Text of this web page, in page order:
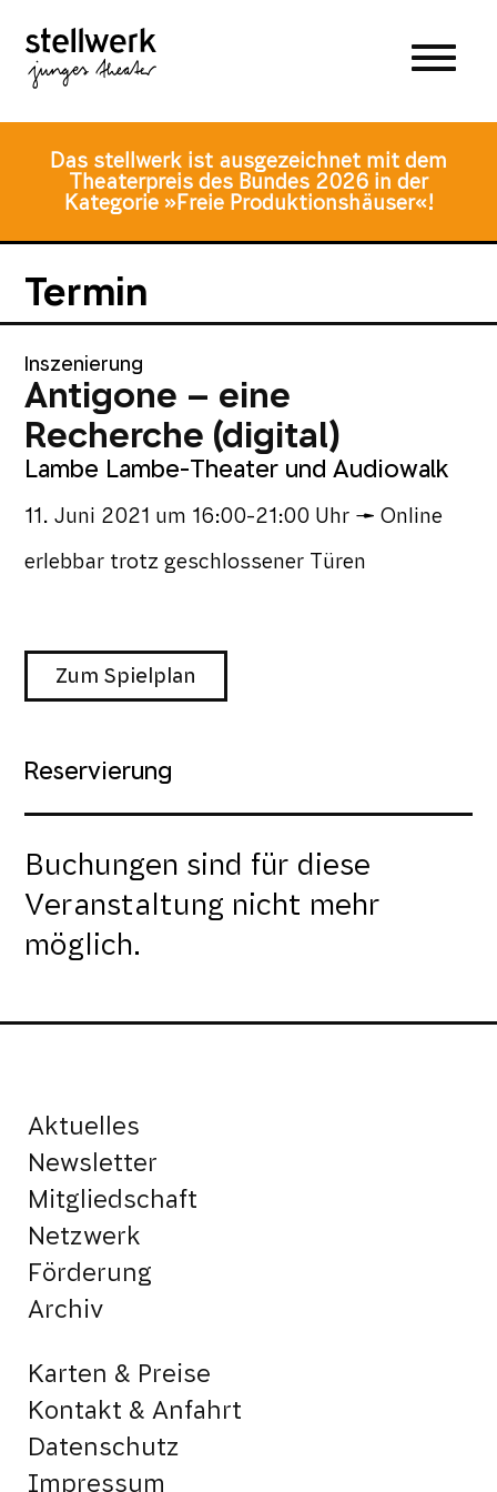
Hauptmenü
Inhalt
springen
Fusszeile
springen
Das stellwerk ist ausgezeichnet mit dem
Theaterpreis des Bundes 2026 in der
Kategorie »Freie Produktionshäuser«!
Termin
Inszenierung
Antigone – eine
Recherche (digital)
Lambe Lambe-Theater und Audiowalk
11. Juni 2021 um 16:00-21:00 Uhr
Online
erlebbar trotz geschlossener Türen
Zum Spielplan
Reservierung
Buchungen sind für diese
Veranstaltung nicht mehr
möglich.
Aktuelles
Newsletter
Mitgliedschaft
Netzwerk
Förderung
Archiv
Karten & Preise
Kontakt & Anfahrt
Datenschutz
Impressum